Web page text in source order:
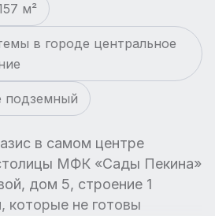
м²
в городе центральное
подземный
в самом центре
МФК «Сады Пекина»
дом 5, строение 1
которые не готовы